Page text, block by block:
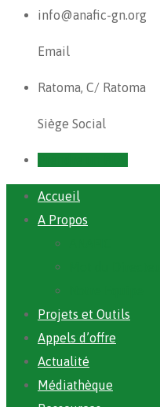
info@anafic-gn.org
Email
Ratoma, C/ Ratoma
Siège Social
Accueil
A Propos
Projets et Outils
Appels d’offre
Actualité
Médiathèque